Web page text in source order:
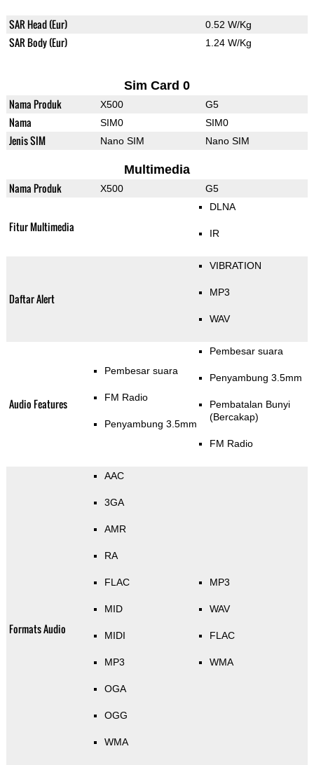
SAR Head (Eur) 0.52 W/Kg
SAR Body (Eur) 1.24 W/Kg
Sim Card 0
Nama Produk X500 G5
Nama SIM0 SIM0
Jenis SIM Nano SIM Nano SIM
Multimedia
Nama Produk X500 G5
Fitur Multimedia
DLNA
IR
Daftar Alert
VIBRATION
MP3
WAV
Audio Features
Pembesar suara
FM Radio
Penyambung 3.5mm
Pembesar suara
Penyambung 3.5mm
Pembatalan Bunyi
(Bercakap)
FM Radio
Formats Audio
AAC
3GA
AMR
RA
FLAC
MID
MIDI
MP3
OGA
OGG
WMA
MP3
WAV
FLAC
WMA